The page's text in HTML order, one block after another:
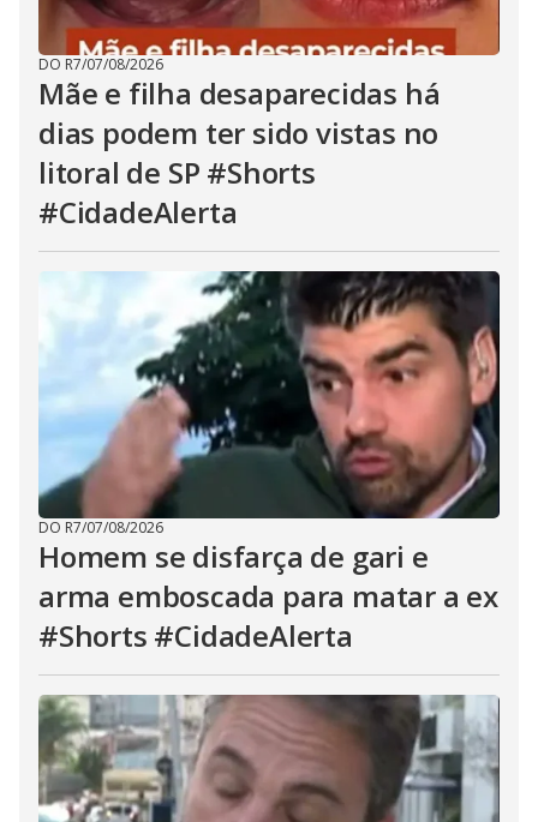
DO R7/07/08/2026
Mãe e filha desaparecidas há
dias podem ter sido vistas no
litoral de SP #Shorts
#CidadeAlerta
DO R7/07/08/2026
Homem se disfarça de gari e
arma emboscada para matar a ex
#Shorts #CidadeAlerta